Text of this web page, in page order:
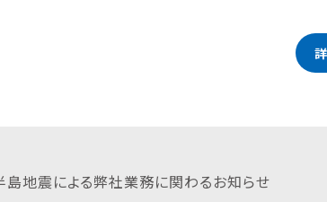
地震による弊社業務に関わるお知らせ